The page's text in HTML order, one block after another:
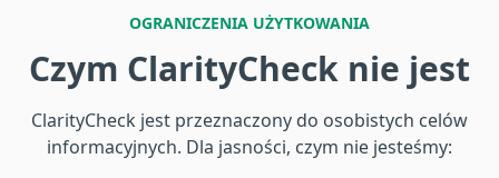
OGRANICZENIA UŻYTKOWANIA
Czym ClarityCheck nie jest
ClarityCheck jest przeznaczony do osobistych celów
informacyjnych. Dla jasności, czym nie jesteśmy: